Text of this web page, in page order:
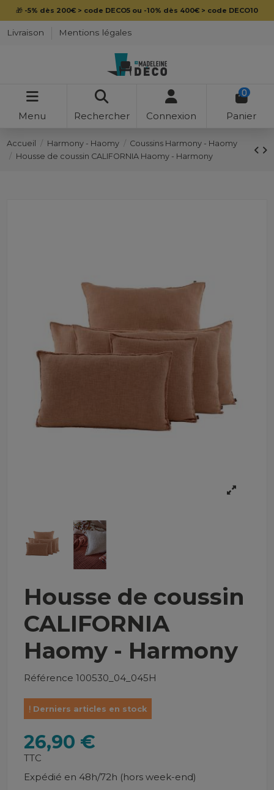
🎁 -5% dès 200€ > code DECO5 ou -10% dès 400€ > code DECO10
Livraison Mentions légales
Menu Rechercher Connexion
0
Panier
Accueil Harmony - Haomy
Coussins Harmony - Haomy
Housse de coussin CALIFORNIA Haomy - Harmony
Housse de coussin
CALIFORNIA
Haomy - Harmony
Référence 100530_04_045H
Derniers articles en stock
26,90 €
TTC
Expédié en 48h/72h (hors week-end)